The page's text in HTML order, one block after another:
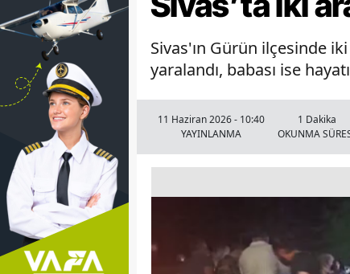
Sivas'ın Gürün ilçesinde
yaralandı, babası ise
11 Haziran 2026 - 10:40
YAYINLANMA
1 Dakika
OKUNMA